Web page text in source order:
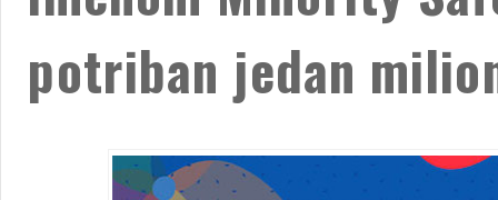
potriban jedan